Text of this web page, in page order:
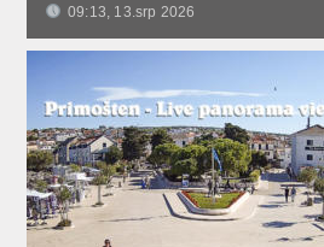
09:13, 13.srp 2026